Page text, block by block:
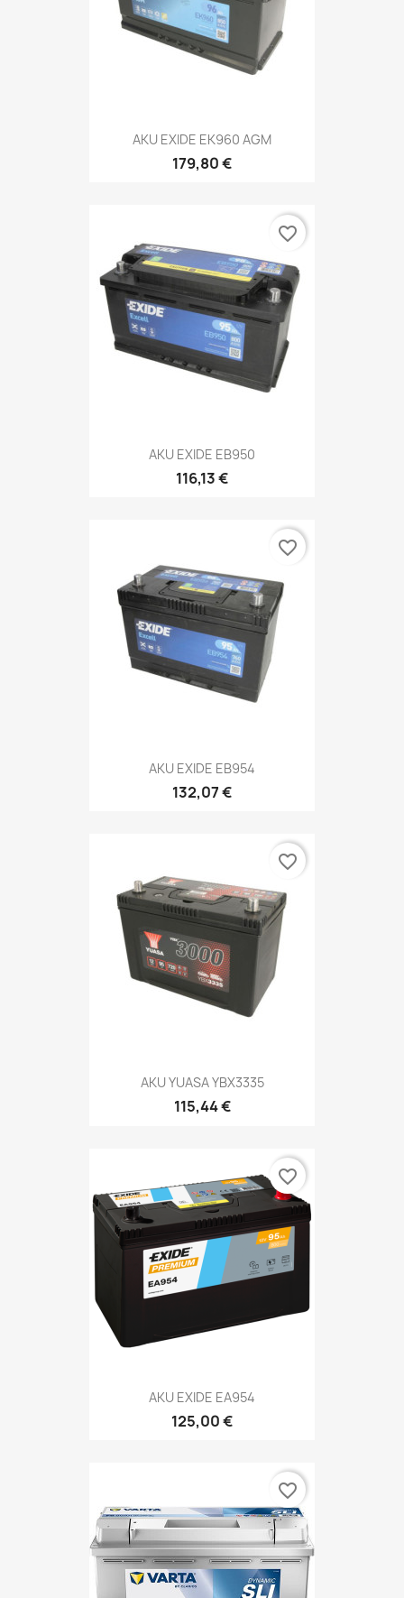
AKU EXIDE EK960 AGM
179,80 €
AKU EXIDE EB950
116,13 €
favorite_border
AKU EXIDE EB954
132,07 €
favorite_border
AKU YUASA YBX3335
115,44 €
favorite_border
AKU EXIDE EA954
125,00 €
favorite_border
favorite_border